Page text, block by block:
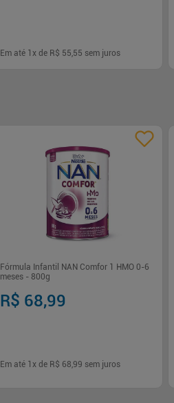
Em até 1x de R$ 55,55 sem juros
Fórmula Infantil NAN Comfor 1 HMO 0-6
meses - 800g
R$ 68,99
Em até 1x de R$ 68,99 sem juros